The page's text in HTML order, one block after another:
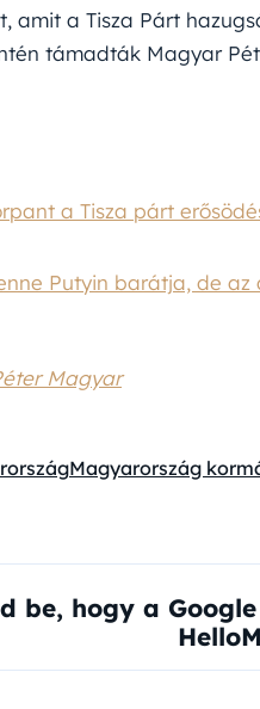
amit a Tisza Párt
támadták Magyar
a Tisza párt
Putyin barátja, de
Magyar
Magyarország
be, hogy a